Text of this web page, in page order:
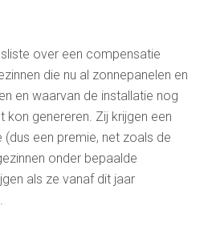
over een compensatie
die nu al zonnepanelen en
en waarvan de installatie nog
genereren. Zij krijgen een
een premie, net zoals de
onder bepaalde
als ze vanaf dit jaar